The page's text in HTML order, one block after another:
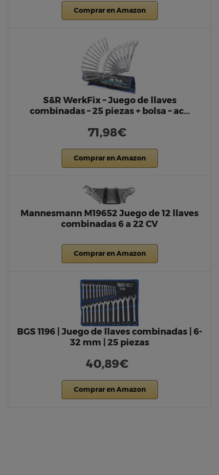
Comprar en Amazon
S&R WerkFix – Juego de llaves
combinadas – 25 piezas + bolsa – ac…
71,98€
Comprar en Amazon
Mannesmann M19652 Juego de 12 llaves
combinadas 6 a 22 CV
Comprar en Amazon
BGS 1196 | Juego de llaves combinadas | 6-
32 mm | 25 piezas
40,89€
Comprar en Amazon